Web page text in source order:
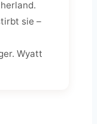
sie –
Wyatt